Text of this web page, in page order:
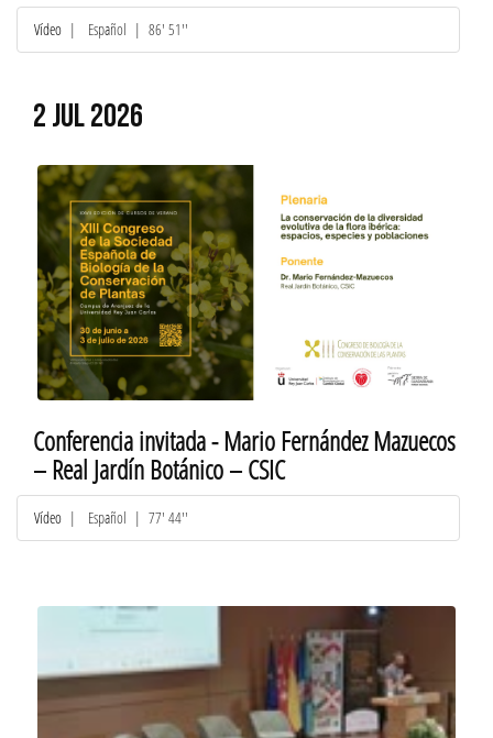
Vídeo | Español | 86' 51''
2 JUL 2026
Conferencia invitada - Mario Fernández Mazuecos
– Real Jardín Botánico – CSIC
Vídeo | Español | 77' 44''